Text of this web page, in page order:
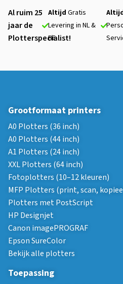
Al ruim 25
jaar de
Plotterspecialist!
Altijd Gratis
Levering in NL &
BE
Grootformaat printers
A0 Plotters (36 inch)
A0 Plotters (44 inch)
A1 Plotters (24 inch)
XXL Plotters (64 inch)
Fotoplotters (10–12 kleuren)
MFP Plotters (print, scan,
Plotters met PostScript
HP Designjet
Canon imagePROGRAF
Epson SureColor
Bekijk alle plotters
Toepassing